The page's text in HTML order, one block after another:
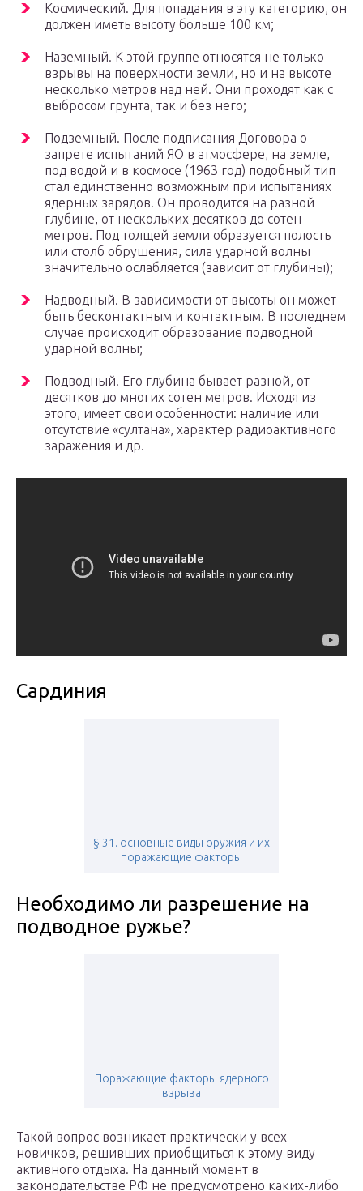
Космический. Для попадания в эту категорию, он
должен иметь высоту больше 100 км;
Наземный. К этой группе относятся не только
взрывы на поверхности земли, но и на высоте
несколько метров над ней. Они проходят как с
выбросом грунта, так и без него;
Подземный. После подписания Договора о
запрете испытаний ЯО в атмосфере, на земле,
под водой и в космосе (1963 год) подобный тип
стал единственно возможным при испытаниях
ядерных зарядов. Он проводится на разной
глубине, от нескольких десятков до сотен
метров. Под толщей земли образуется полость
или столб обрушения, сила ударной волны
значительно ослабляется (зависит от глубины);
Надводный. В зависимости от высоты он может
быть бесконтактным и контактным. В последнем
случае происходит образование подводной
ударной волны;
Подводный. Его глубина бывает разной, от
десятков до многих сотен метров. Исходя из
этого, имеет свои особенности: наличие или
отсутствие «султана», характер радиоактивного
заражения и др.
Сардиния
§ 31. основные виды оружия и их
поражающие факторы
Необходимо ли разрешение на
подводное ружье?
Поражающие факторы ядерного
взрыва
Такой вопрос возникает практически у всех
новичков, решивших приобщиться к этому виду
активного отдыха. На данный момент в
законодательстве РФ не предусмотрено каких-либо